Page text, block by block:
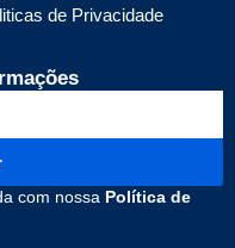
de Privacidade
com nossa Política de